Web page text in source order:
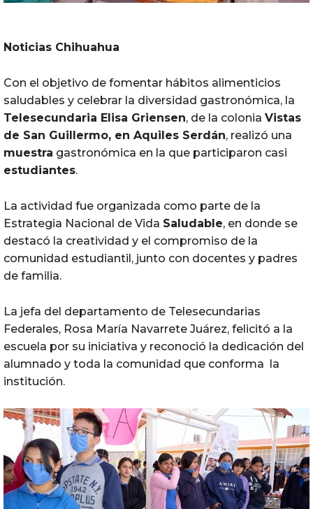
Noticias Chihuahua
Con el objetivo de fomentar hábitos alimenticios
saludables y celebrar la diversidad gastronómica, la
Telesecundaria Elisa Griensen, de la colonia Vistas
de San Guillermo, en Aquiles Serdán, realizó una
muestra gastronómica en la que participaron casi
estudiantes.
La actividad fue organizada como parte de la
Estrategia Nacional de Vida Saludable, en donde se
destacó la creatividad y el compromiso de la
comunidad estudiantil, junto con docentes y padres
de familia.
La jefa del departamento de Telesecundarias
Federales, Rosa María Navarrete Juárez, felicitó a la
escuela por su iniciativa y reconoció la dedicación del
alumnado y toda la comunidad que conforma la
institución.